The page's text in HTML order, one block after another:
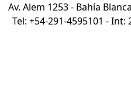
Av. Alem 1253 - Bahía
Tel: +54-291-4595101 - Int: